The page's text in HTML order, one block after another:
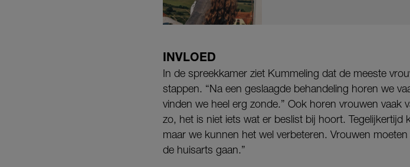
INVLOED
In de spreekkamer ziet Kummeling dat de meeste
stappen. “Na een geslaagde behandeling horen we
vinden we heel erg zonde.” Ook horen vrouwen vaak
zo, het is niet iets wat er beslist bij hoort.
maar we kunnen het wel verbeteren. Vrouwen
de huisarts gaan.”